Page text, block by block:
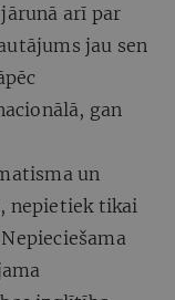
arī par
jau sen
gan
un
nepietiek tikai